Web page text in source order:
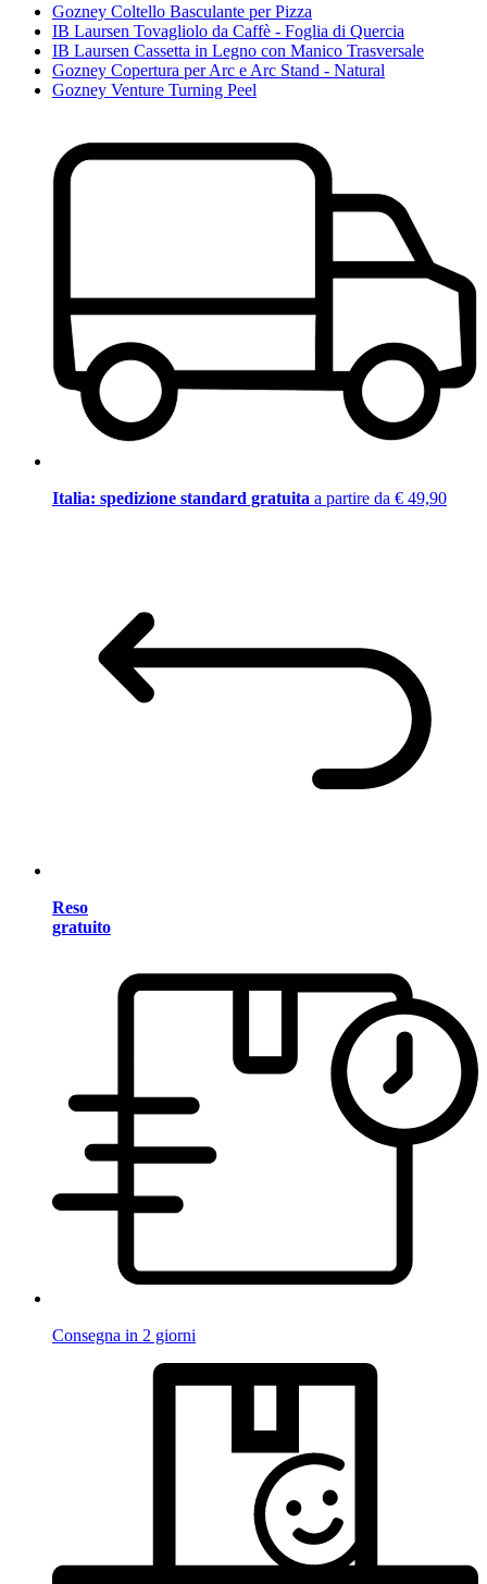
Gozney Coltello Basculante per Pizza
IB Laursen Tovagliolo da Caffè - Foglia di Quercia
IB Laursen Cassetta in Legno con Manico Trasversale
Gozney Copertura per Arc e Arc Stand - Natural
Gozney Venture Turning Peel
Italia: spedizione standard gratuita a partire da € 49,90
Reso
gratuito
Consegna in 2 giorni